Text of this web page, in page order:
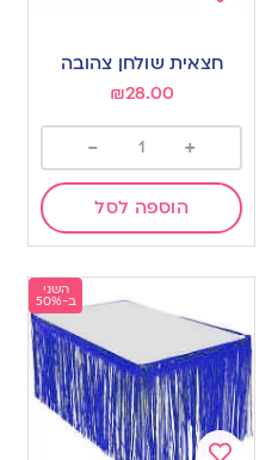
wishlist
חצאית שולחן צהובה
₪28.00
+
-
הוספה לסל
השני
ב-50%